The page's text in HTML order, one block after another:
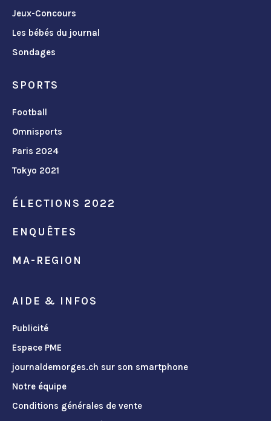
Jeux-Concours
Les bébés du journal
Sondages
SPORTS
Football
Omnisports
Paris 2024
Tokyo 2021
ÉLECTIONS 2022
ENQUÊTES
MA-REGION
AIDE & INFOS
Publicité
Espace PME
journaldemorges.ch sur son smartphone
Notre équipe
Conditions générales de vente